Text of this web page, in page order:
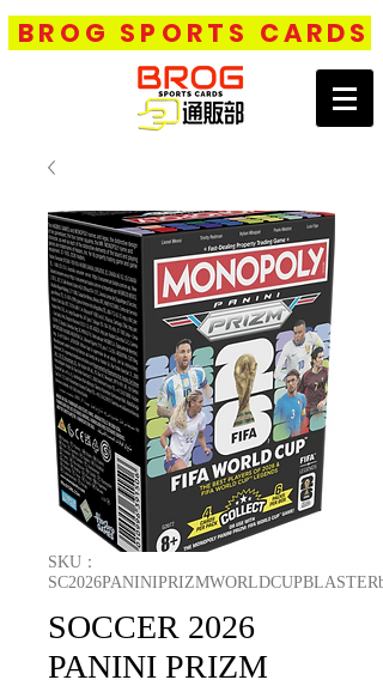
BROG SPORTS CARDS
SKU：
SOCCER 2026
PANINI PRIZM